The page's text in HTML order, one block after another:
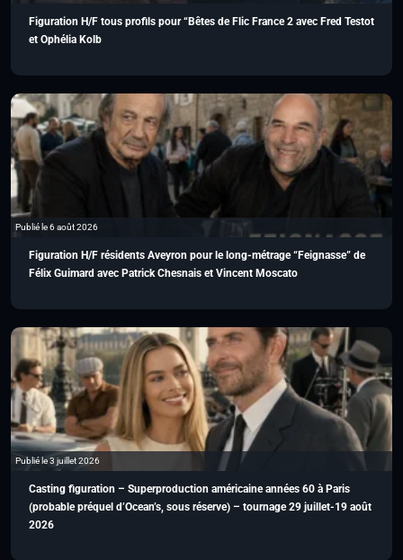
Figuration H/F tous profils pour “Bêtes de Flic France 2 avec Fred Testot
et Ophélia Kolb
Publié le 6 août 2026
Figuration H/F résidents Aveyron pour le long-métrage “Feignasse” de
Félix Guimard avec Patrick Chesnais et Vincent Moscato
Publié le 3 juillet 2026
Casting figuration – Superproduction américaine années 60 à Paris
(probable préquel d’Ocean’s, sous réserve) – tournage 29 juillet-19 août
2026